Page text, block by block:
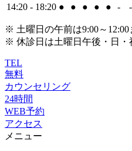
14:20 - 18:20 ● ● ● ● ● - -
※ 土曜日の午前は9:00～12:00
※ 休診日は土曜日午後・日・
TEL
無料
カウンセリング
24時間
WEB予約
アクセス
メニュー